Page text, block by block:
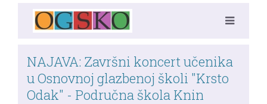
NAJAVA: Završni koncert učenika
u Osnovnoj glazbenoj školi "Krsto
Odak" - Područna škola Knin